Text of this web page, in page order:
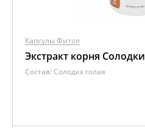
Капсулы Фитол
Экстракт корня Солодки
Состав: Солодка голая